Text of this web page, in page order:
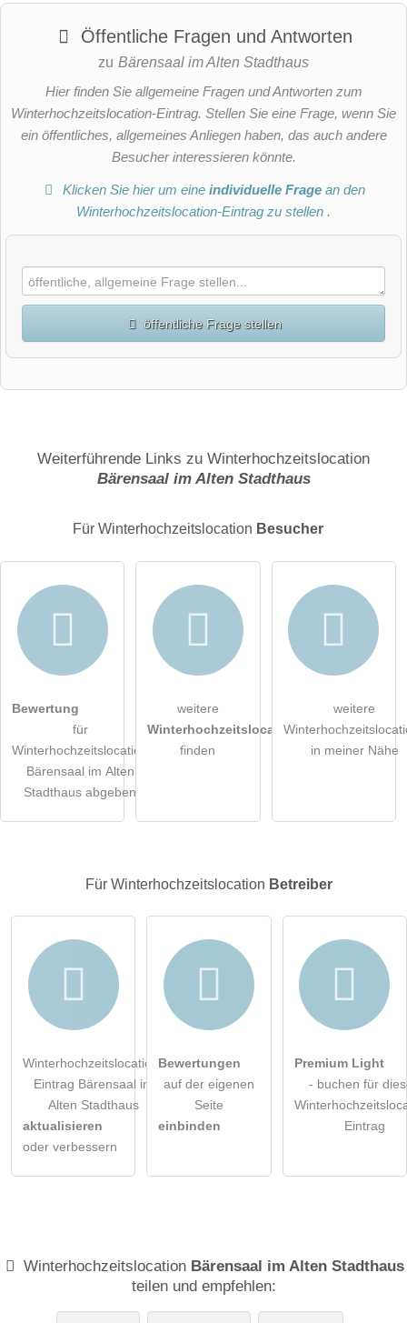
Öffentliche Fragen und Antworten
zu Bärensaal im Alten Stadthaus
Hier finden Sie allgemeine Fragen und Antworten zum
Winterhochzeitslocation-Eintrag. Stellen Sie eine Frage, wenn Sie
ein öffentliches, allgemeines Anliegen haben, das auch andere
Besucher interessieren könnte.
Klicken Sie hier um eineindividuelle Frage an den
Winterhochzeitslocation-Eintrag zu stellen .
öffentliche Frage stellen
E-Mail-Adresse (wird nicht veröffentlicht)
Die Datenschutzerklärung habe ich zur Kenntnis genommen.
öffentliche Frage stellen
Hinweis:Bitte beachten Sie, öffentliche Fragen sindfür alle
Winterhochzeitslocation-Eintrag zu stellen .
Weiterführende Links zu Winterhochzeitslocation
Bärensaal im Alten Stadthaus
Für Winterhochzeitslocation Besucher
Bewertung
für
Winterhochzeitslocation
Bärensaal im Alten
Stadthaus abgeben
weitere
Winterhochzeitslocations
finden
weitere
in meiner Nähe
Für Winterhochzeitslocation Betreiber
Winterhochzeitslocation-
Eintrag Bärensaal im
Alten Stadthaus
aktualisieren
oder verbessern
Bewertungen
auf der eigenen
Seite
einbinden
Premium Light
- buchen für
Eintrag
Winterhochzeitslocation Bärensaal im Alten Stadthaus
teilen und empfehlen: